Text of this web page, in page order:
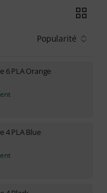
Popularité
6 PLA Orange
4 PLA Blue